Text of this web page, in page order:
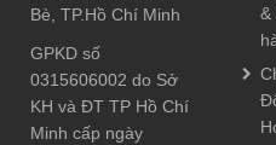
Bè, TP.Hồ Chí Minh
GPKD số
0315606002 do Sở
KH và ĐT TP Hồ Chí
Minh cấp ngày
&